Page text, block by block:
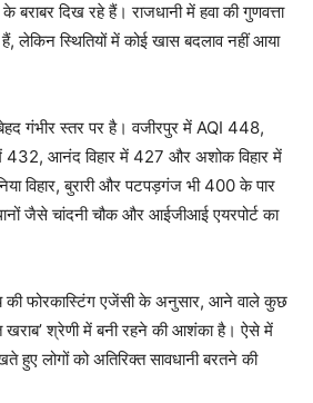
दिख रहे हैं। राजधानी में हवा की गुणवत्ता
लेकिन स्थितियों में कोई खास बदलाव नहीं आया
गंभीर स्तर पर है। वजीरपुर में AQI 448,
में 432, आनंद विहार में 427 और अशोक विहार में
विहार, बुरारी और पटपड़गंज भी 400 के पार
जैसे चांदनी चौक और आईजीआई एयरपोर्ट का
की फोरकास्टिंग एजेंसी के अनुसार, आने वाले कुछ
खराब’ श्रेणी में बनी रहने की आशंका है। ऐसे में
लोगों को अतिरिक्त सावधानी बरतने की